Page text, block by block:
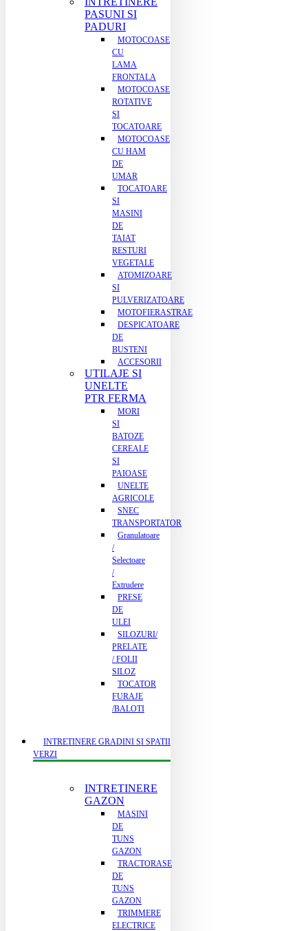
PASUNI SI
PADURI
MOTOCOASE
CU
LAMA
FRONTALA
MOTOCOASE
ROTATIVE
SI
TOCATOARE
MOTOCOASE
CU HAM
DE
UMAR
TOCATOARE
SI
MASINI
DE
TAIAT
RESTURI
VEGETALE
ATOMIZOARE
SI
PULVERIZATOARE
MOTOFIERASTRAE
DESPICATOARE
DE
BUSTENI
ACCESORII
UTILAJE SI
UNELTE
PTR FERMA
MORI
SI
BATOZE
CEREALE
SI
PAIOASE
UNELTE
AGRICOLE
SNEC
TRANSPORTATOR
Granulatoare
/
Selectoare
/
Extrudere
PRESE
DE
ULEI
SILOZURI/
PRELATE
/ FOLII
SILOZ
TOCATOR
FURAJE
/BALOTI
INTRETINERE GRADINI SI SPATII
VERZI
INTRETINERE
GAZON
MASINI
DE
TUNS
GAZON
TRACTORASE
DE
TUNS
GAZON
TRIMMERE
ELECTRICE